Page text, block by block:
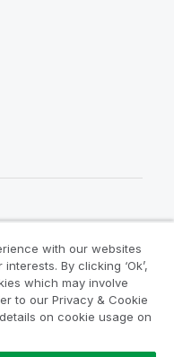
My Info
with our websites
By clicking ‘Ok’,
which may involve
to our Privacy & Cookie
on cookie usage on